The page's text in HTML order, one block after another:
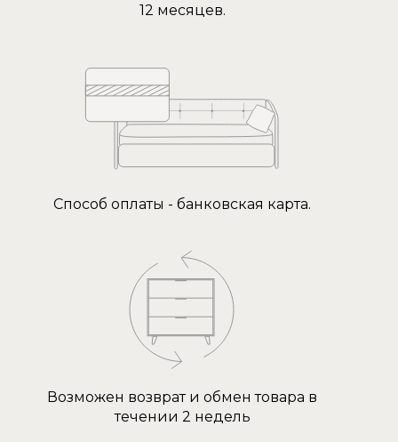
12 месяцев.
Способ оплаты - банковская карта.
Возможен возврат и обмен товара в
течении 2 недель